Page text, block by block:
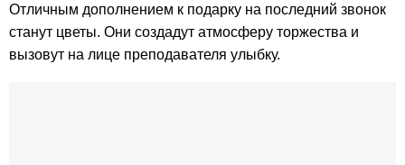
Отличным дополнением к подарку на последний звонок
станут цветы. Они создадут атмосферу торжества и
вызовут на лице преподавателя улыбку.